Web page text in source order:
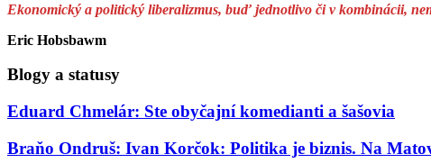
Ekonomický a politický liberalizmus, buď jednotlivo či v kombinácii,
Eric Hobsbawm
Blogy a statusy
Eduard Chmelár: Ste obyčajní komedianti a šašovia
Braňo Ondruš: Ivan Korčok: Politika je biznis. Na